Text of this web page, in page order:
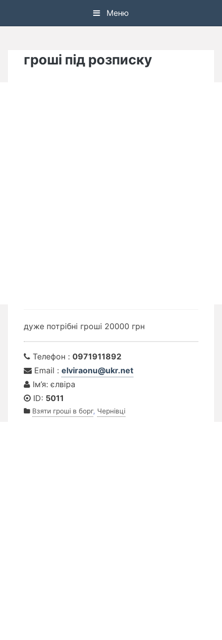
Меню
гроші під розписку
дуже потрібні гроші 20000 грн
Телефон : 0971911892
Email : elviraonu@ukr.net
Ім’я: єлвіра
ID: 5011
Взяти гроші в борг, Чернівці